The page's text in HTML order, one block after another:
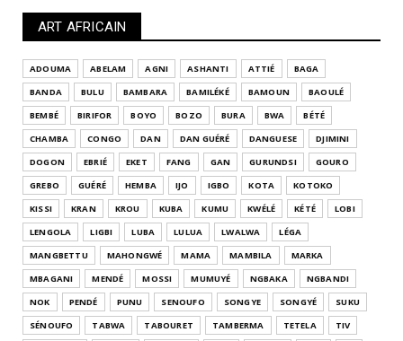
ART AFRICAIN
ADOUMA ABELAM AGNI ASHANTI ATTIÉ
BAGA
BANDA
BULU BAMBARA BAMILÉKÉ BAMOUN
BAOULÉ
BEMBÉ
BIRIFOR BOYO BOZO BURA BWA
BÉTÉ
CHAMBA
CONGO DAN DAN GUÉRÉ DANGUESE
DJIMINI
DOGON
EBRIÉ EKET FANG GAN GURUNDSI
GOURO
GREBO
GUÉRÉ HEMBA IJO IGBO KOTA
KOTOKO
KISSI
KRAN KROU KUBA KUMU KWÉLÉ KÉTÉ
LOBI
LENGOLA
LIGBI LUBA LULUA LWALWA
LÉGA
MANGBETTU
MAHONGWÉ MAMA MAMBILA
MARKA
MBAGANI
MENDÉ MOSSI MUMUYÉ NGBAKA
NGBANDI
NOK
PENDÉ PUNU SENOUFO SONGYE SONGYÉ
SUKU
SÉNOUFO
TABWA TABOURET TAMBERMA TETELA
TIV